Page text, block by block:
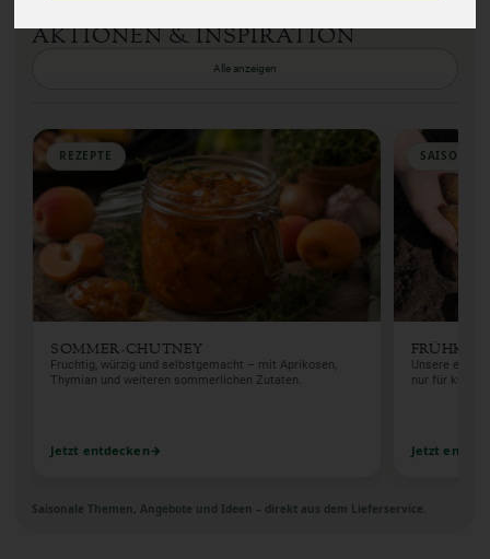
AKTIONEN & INSPIRATION
Alle anzeigen
REZEPTE
SOMMER-CHUTNEY
Fruchtig, würzig und selbstgemacht – mit Aprikosen,
Thymian und weiteren sommerlichen Zutaten.
Jetzt entdecken
SAISON
Unsere erste
nur für kurze
Jetzt
Saisonale Themen, Angebote und Ideen – direkt aus dem Lieferservice.